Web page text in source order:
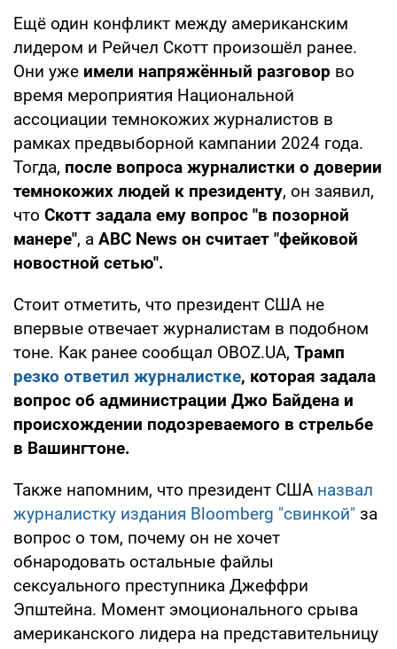
Ещё один конфликт между американским
лидером и Рейчел Скотт произошёл ранее.
Они уже имели напряжённый разговор во
время мероприятия Национальной
ассоциации темнокожих журналистов в
рамках предвыборной кампании 2024 года.
Тогда, после вопроса журналистки о доверии
темнокожих людей к президенту, он заявил,
что Скотт задала ему вопрос "в позорной
манере", а ABC News он считает "фейковой
новостной сетью".
Стоит отметить, что президент США не
впервые отвечает журналистам в подобном
тоне. Как ранее сообщал OBOZ.UA, Трамп
резко ответил журналистке, которая задала
вопрос об администрации Джо Байдена и
происхождении подозреваемого в стрельбе
в Вашингтоне.
Также напомним, что президент США назвал
журналистку издания Bloomberg "свинкой" за
вопрос о том, почему он не хочет
обнародовать остальные файлы
сексуального преступника Джеффри
Эпштейна. Момент эмоционального срыва
американского лидера на представительницу